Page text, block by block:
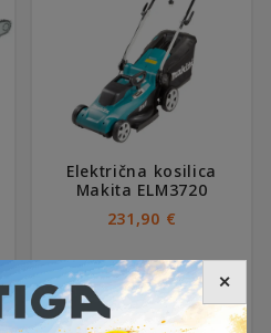
Električna kosilica
Makita ELM3720
231,90 €
✕